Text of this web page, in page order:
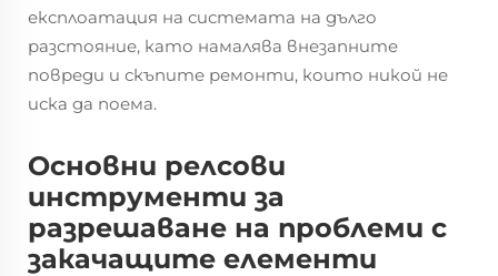
експлоатация на системата на дълго
разстояние, като намалява внезапните
повреди и скъпите ремонти, които никой не
иска да поема.
Основни релсови
инструменти за
разрешаване на проблеми с
закачащите елементи